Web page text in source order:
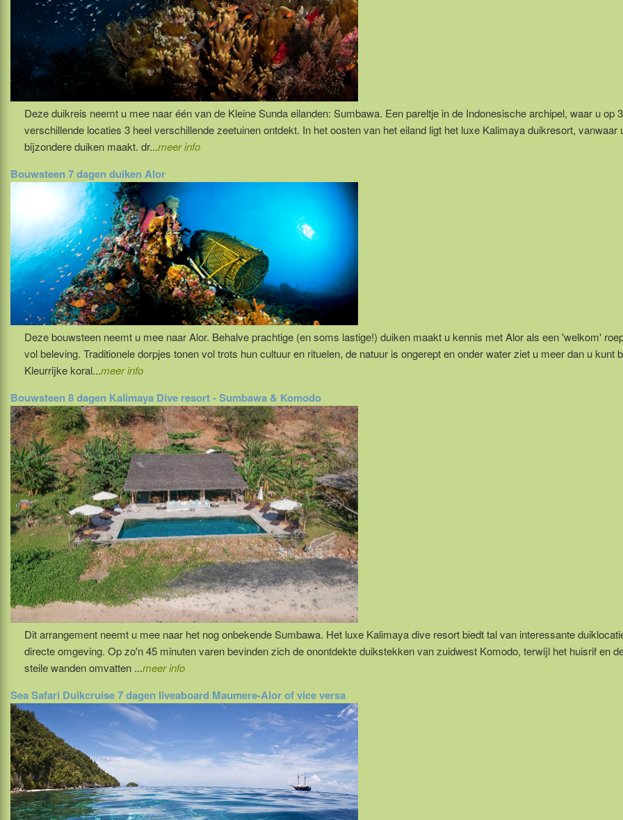
Deze duikreis neemt u mee naar één van de Kleine Sunda eilanden: Sumbawa. Een pareltje in de Indonesische archipel, waar u op 3
verschillende locaties 3 heel verschillende zeetuinen ontdekt. In het oosten van het eiland ligt het luxe Kalimaya duikresort, vanwaar
bijzondere duiken maakt. dr...meer info
Bouwsteen 7 dagen duiken Alor
Deze bouwsteen neemt u mee naar Alor. Behalve prachtige (en soms lastige!) duiken maakt u kennis met Alor als een 'welkom'
vol beleving. Traditionele dorpjes tonen vol trots hun cultuur en rituelen, de natuur is ongerept en onder water ziet u meer dan u kunt
Kleurrijke koral...meer info
Bouwsteen 8 dagen Kalimaya Dive resort - Sumbawa & Komodo
Dit arrangement neemt u mee naar het nog onbekende Sumbawa. Het luxe Kalimaya dive resort biedt tal van interessante
directe omgeving. Op zo'n 45 minuten varen bevinden zich de onontdekte duikstekken van zuidwest Komodo, terwijl het huisrif en
steile wanden omvatten ...meer info
Sea Safari Duikcruise 7 dagen liveaboard Maumere-Alor of vice versa